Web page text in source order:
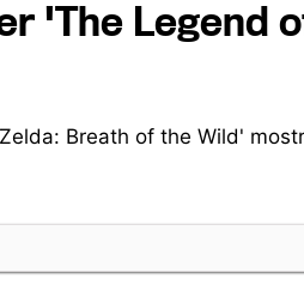
'The Legend
Breath of the Wild'